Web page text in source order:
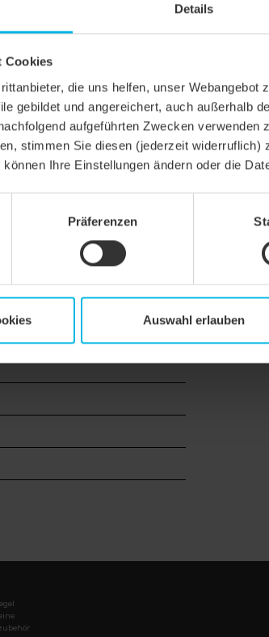
Details
Cookies
die uns helfen, unser Webangebot
gebildet und angereichert, auch außerhalb
aufgeführten Zwecken verwenden
stimmen Sie diesen (jederzeit
Ihre Einstellungen ändern oder die
Präferenzen
Auswahl erlauben